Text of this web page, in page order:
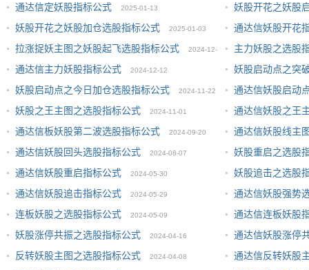
通达信定妖股指标公式
2025-01-13
妖股开花之妖股
妖股开花之妖股加仓选股指标公式
2025-01-03
通达信妖股开花
拉涨捉妖主图之妖股起飞选股指标公式
2024-12-
26
主力妖股之选股
通达信主力妖股指标公式
2024-12-12
妖股启动点之突
妖股启动点之今日加仓选股指标公式
2024-11-22
通达信妖股启动
妖股之王主图之选股指标公式
2024-11-01
通达信妖股之王
通达信板妖股第二波选股指标公式
2024-09-20
通达信妖股线主
通达信妖股回头选股指标公式
2024-08-07
妖股重启之选股
通达信妖股重启指标公式
2024-05-30
妖股追击之选股
通达信妖股追击指标公式
2024-05-29
通达信妖股强势
连板妖股之选股指标公式
2024-05-09
通达信连板妖股
妖股涨停共振之选股指标公式
2024-04-16
通达信妖股涨停
反转妖股主图之选股指标公式
2024-04-08
通达信反转妖股